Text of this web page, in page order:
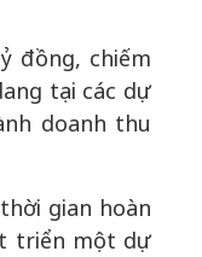
đồng, chiếm
tại các dự
doanh thu
gian hoàn
triển một dự